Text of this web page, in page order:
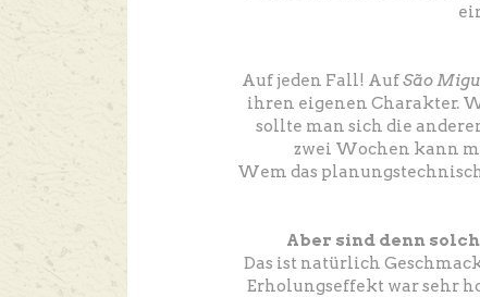
Auf jeden Fall! AufSão
ihren eigenen Charakter.
sollte man sich die
zwei Wochen kann
Wem das
Aber sind denn
Das ist natürlich
Erholungseffekt war sehr